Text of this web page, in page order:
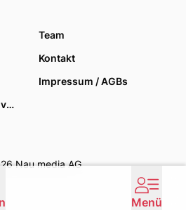
Team
Kontakt
Impressum / AGBs
Datenschutzoptionen verwalten
Nau media AG
Menü